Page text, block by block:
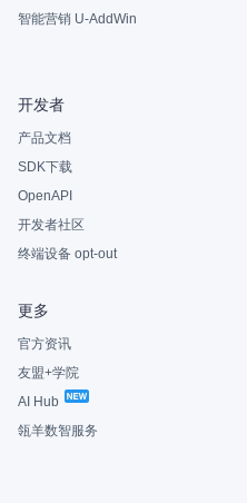
智能营销 U-AddWin
开发者
产品文档
SDK下载
OpenAPI
开发者社区
终端设备 opt-out
更多
官方资讯
友盟+学院
AI Hub
瓴羊数智服务